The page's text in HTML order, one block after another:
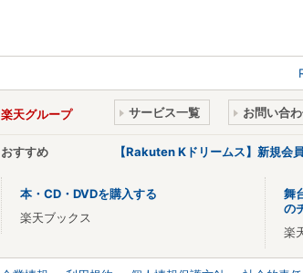
楽天グループ サービス一覧 お問い合
おすすめ 【Rakuten Kドリームス】新規会
本・CD・DVDを購入する
楽天ブックス
舞
の
楽